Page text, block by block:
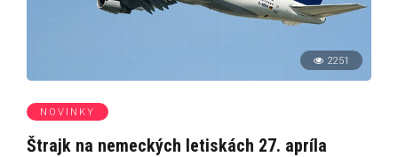
2251
NOVINKY
Štrajk na nemeckých letiskách 27. apríla